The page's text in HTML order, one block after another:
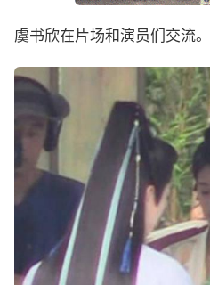
虞书欣在片场和演员们交流。